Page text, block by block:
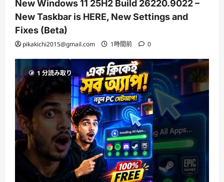
New Windows 11 25H2 Build 26220.9022 –
New Taskbar is HERE, New Settings and
Fixes (Beta)
pikakichi2015@gmail.com 1時間前 0
1 分読み取り